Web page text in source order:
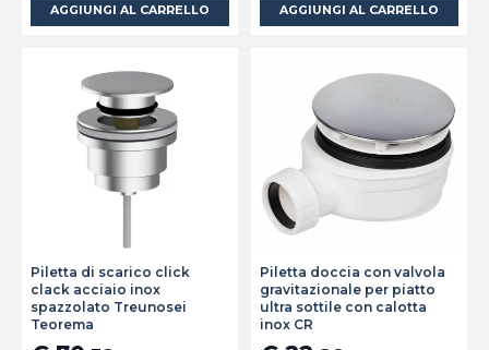
AGGIUNGI AL CARRELLO AGGIUNGI AL CARRELLO
Piletta di scarico click
clack acciaio inox
spazzolato Treunosei
Teorema
Piletta doccia con valvola
gravitazionale per piatto
ultra sottile con calotta
inox CR